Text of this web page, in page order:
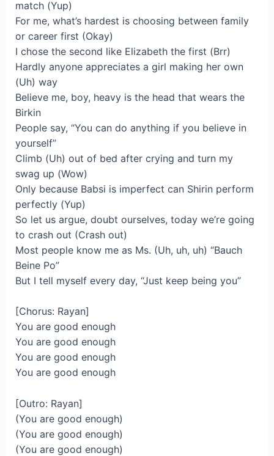
match (Yup)
For me, what’s hardest is choosing between family
or career first (Okay)
I chose the second like Elizabeth the first (Brr)
Hardly anyone appreciates a girl making her own
(Uh) way
Believe me, boy, heavy is thе head that wears the
Birkin
Pеople say, “You can do anything if you believe in
yourself”
Climb (Uh) out of bed after crying and turn my
swag up (Wow)
Only because Babsi is imperfect can Shirin perform
perfectly (Yup)
So let us argue, doubt ourselves, today we’re going
to crash out (Crash out)
Most people know me as Ms. (Uh, uh, uh) “Bauch
Beine Po”
But I tell myself every day, “Just keep being you”
[Chorus: Rayan]
You are good enough
You are good enough
You are good enough
You are good enough
[Outro: Rayan]
(You are good enough)
(You are good enough)
(You are good enough)